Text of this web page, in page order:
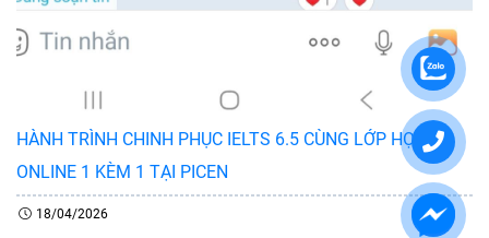
HÀNH TRÌNH CHINH PHỤC IELTS 6.5 CÙNG LỚP HỌC
ONLINE 1 KÈM 1 TẠI PICEN
18/04/2026